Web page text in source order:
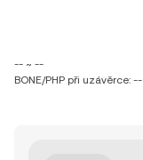
-- ~ --
BONE/PHP při uzávěrce: --